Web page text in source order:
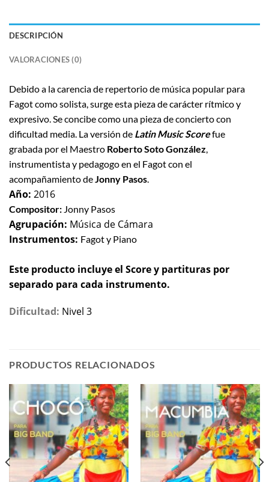
DESCRIPCIÓN
VALORACIONES (0)
Debido a la carencia de repertorio de música popular para
Fagot como solista, surge esta pieza de carácter rítmico y
expresivo. Se concibe como una pieza de concierto con
dificultad media. La versión de Latin Music Scorefue
grabada por el Maestro RobertoSoto González
instrumentista y pedagogo en el Fagot con el
acompañamiento de Jonny Pasos
Año: 2016
Compositor: Jonny Pasos
Agrupación: Música de Cámara
Instrumentos: Fagot y Piano
Este producto incluye el Score y partituras por
separado para cada instrumento.
Dificultad: Nivel 3
PRODUCTOS RELACIONADOS